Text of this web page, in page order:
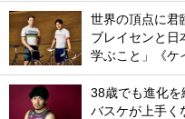
世界の頂点に君
ブレイセンと日
学ぶこと」《ケ
38歳でも進化を
バスケが上手く